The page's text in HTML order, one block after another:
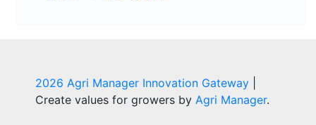
2026 Agri Manager Innovation Gateway
Create values for growers by Agri Manager.